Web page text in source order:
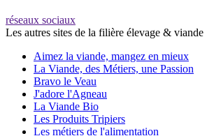
réseaux sociaux
Les autres sites de la filière élevage & viande
Aimez la viande, mangez en mieux
La Viande, des Métiers, une Passion
Bravo le Veau
J'adore l'Agneau
La Viande Bio
Les Produits Tripiers
Les métiers de l'alimentation